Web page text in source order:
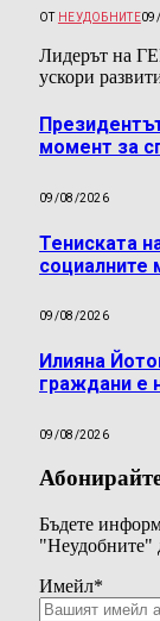
ОТ НЕУДОБНИТЕ
Лидерът на
ускори
момент за
09/08/2026
Тениската
социалните
09/08/2026
Илияна
граждани е
09/08/2026
Бъдете
"Неудобните"
Имейл*